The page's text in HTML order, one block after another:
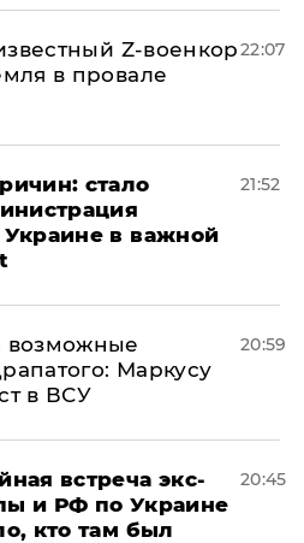
Z-военкор
в провале
22:07
стало
Украине в важной
21:52
возможные
Маркусу
в ВСУ
20:59
встреча экс-
и РФ по Украине
кто там был
20:45